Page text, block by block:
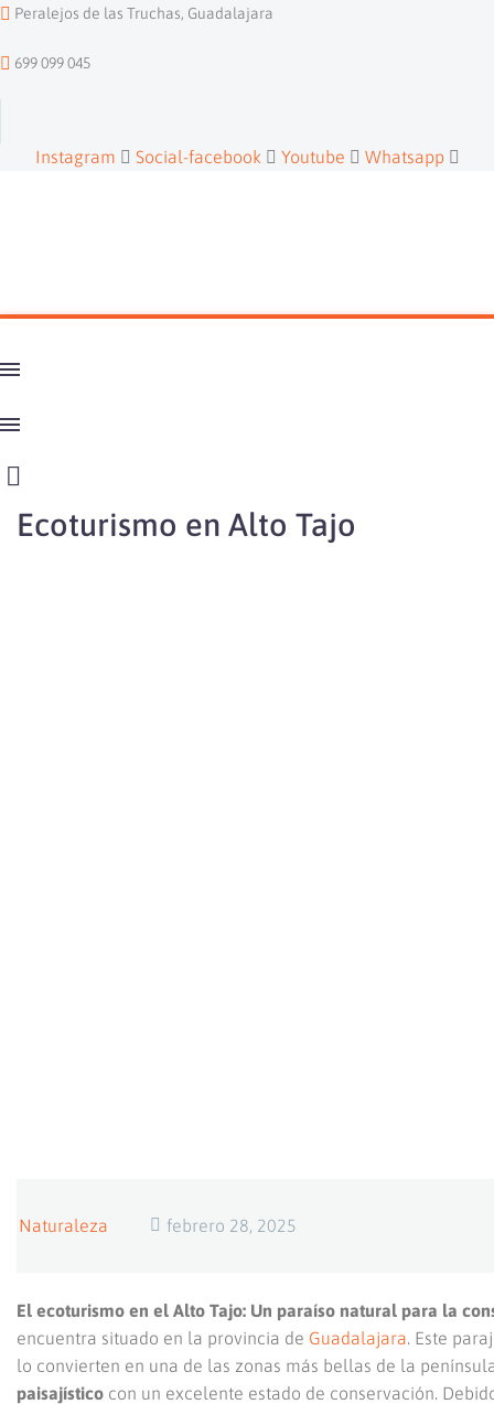
Peralejos de las Truchas, Guadalajara
699 099 045
Instagram Social-facebook Youtube Whatsapp
Ecoturismo en Alto Tajo
Naturaleza febrero 28, 2025
El ecoturismo en el Alto Tajo: Un paraíso natural para la
encuentra situado en la provincia de Guadalajara. Este
lo convierten en una de las zonas más bellas de la
paisajístico con un excelente estado de conservación.